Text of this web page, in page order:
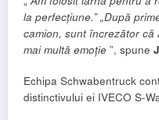
la perfecțiune.” „După
camion, sunt încrezător
mai multă emoție ”, spune
Echipa Schwabentruck
distinctivului ei IVECO S-